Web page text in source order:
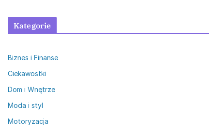
Kategorie
Biznes i Finanse
Ciekawostki
Dom i Wnętrze
Moda i styl
Motoryzacja